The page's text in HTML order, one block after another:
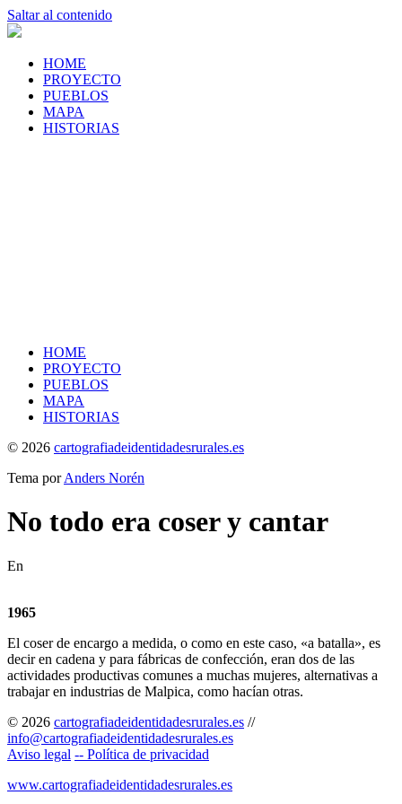
Saltar al contenido
HOME
PROYECTO
PUEBLOS
MAPA
HISTORIAS
HOME
PROYECTO
PUEBLOS
MAPA
HISTORIAS
© 2026 cartografiadeidentidadesrurales.es
Tema porAnders Norén
No todo era coser y cantar
En
1965
El coser de encargo a medida, o como en este caso, «a batalla», es
decir en cadena y para fábricas de confección, eran dos de las
actividades productivas comunes a muchas mujeres, alternativas a
trabajar en industrias de Malpica, como hacían otras.
© 2026 cartografiadeidentidadesrurales.es //
info@cartografiadeidentidadesrurales.es
Aviso legal -- Política de privacidad
www.cartografiadeidentidadesrurales.es